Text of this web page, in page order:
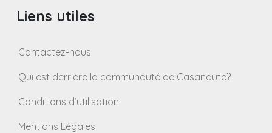
Liens utiles
Contactez-nous
Qui est derrière la communauté de Casanaute?
Conditions d’utilisation
Mentions Légales